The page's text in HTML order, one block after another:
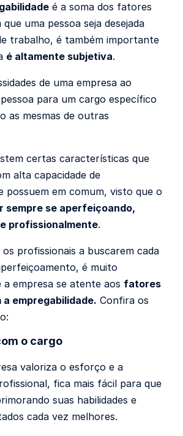
é a soma dos fatores
uma pessoa seja desejada
trabalho, é também importante
é altamente subjetiva.
de uma empresa ao
para um cargo específico
as mesmas de outras
certas características que
alta capacidade de
possuem em comum, visto que o
sempre se aperfeiçoando,
profissionalmente.
profissionais a buscarem cada
é muito
empresa se atente aos fatores
a empregabilidade. Confira os
o cargo
valoriza o esforço e a
fica mais fácil para que
suas habilidades e
cada vez melhores.